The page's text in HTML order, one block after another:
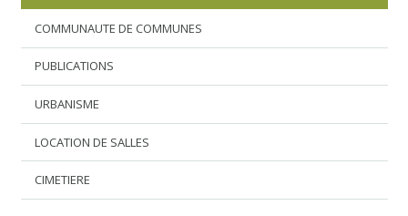
COMMUNAUTE DE COMMUNES
PUBLICATIONS
URBANISME
LOCATION DE SALLES
CIMETIERE